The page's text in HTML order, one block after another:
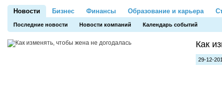
Новости
Последние новости Новости компаний Календарь событий
Бизнес Финансы Образование и карьера
Как
29-12-